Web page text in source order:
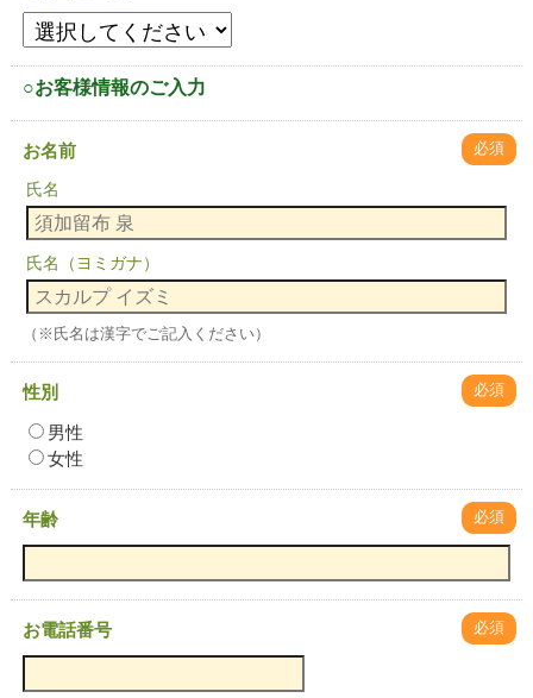
○お客様情報のご入力
お名前 必須
氏名
氏名（ヨミガナ）
（※氏名は漢字でご記入ください）
性別 必須
男性
女性
年齢 必須
お電話番号 必須